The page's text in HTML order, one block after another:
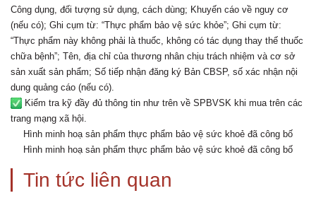
Công dụng, đối tượng sử dụng, cách dùng; Khuyến cáo về nguy cơ
(nếu có); Ghi cụm từ: “Thực phẩm bảo vệ sức khỏe”; Ghi cụm từ:
“Thực phẩm này không phải là thuốc, không có tác dụng thay thế thuốc
chữa bệnh”; Tên, địa chỉ của thương nhân chịu trách nhiệm và cơ sở
sản xuất sản phẩm; Số tiếp nhận đăng ký Bản CBSP, số xác nhận nội
dung quảng cáo (nếu có).
Kiểm tra kỹ đầy đủ thông tin như trên về SPBVSK khi mua trên các
trang mạng xã hội.
Hình minh hoạ sản phẩm thực phẩm bảo vệ sức khoẻ đã công bố
Hình minh hoạ sản phẩm thực phẩm bảo vệ sức khoẻ đã công bố
Tin tức liên quan